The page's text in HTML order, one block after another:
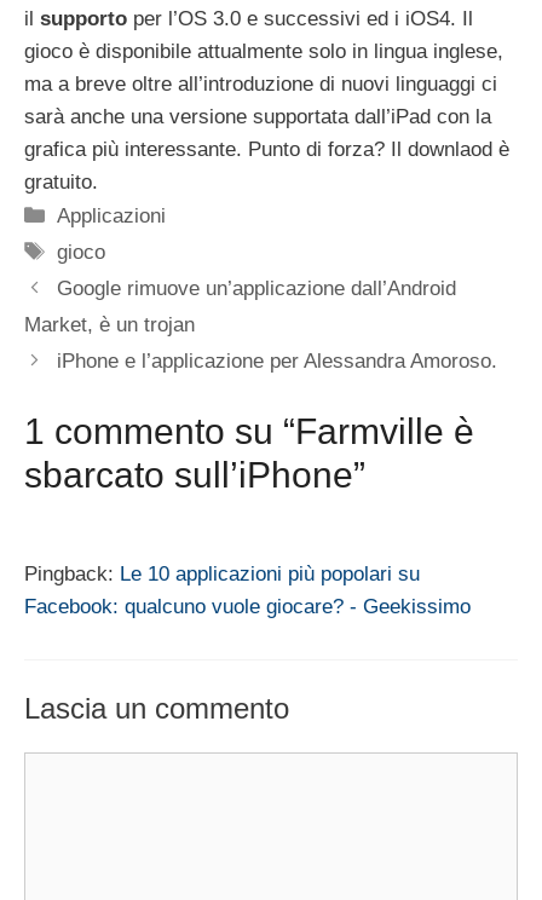
il supporto per l’OS 3.0 e successivi ed i iOS4. Il
gioco è disponibile attualmente solo in lingua inglese,
ma a breve oltre all’introduzione di nuovi linguaggi ci
sarà anche una versione supportata dall’iPad con la
grafica più interessante. Punto di forza? Il downlaod è
gratuito.
Categorie
Applicazioni
Tag
gioco
Google rimuove un’applicazione dall’Android
Market, è un trojan
iPhone e l’applicazione per Alessandra Amoroso.
1 commento su “Farmville è
sbarcato sull’iPhone”
Pingback: Le 10 applicazioni più popolari su
Facebook: qualcuno vuole giocare? - Geekissimo
Lascia un commento